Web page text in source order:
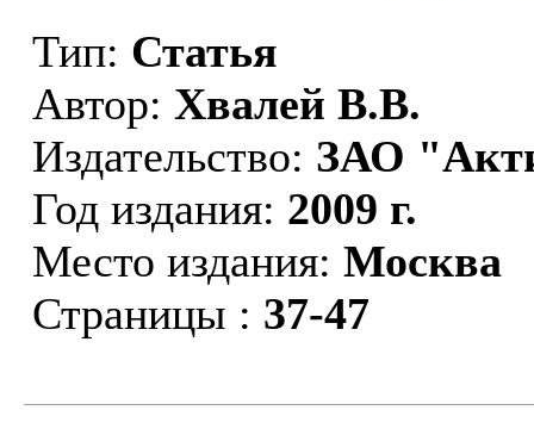
Тип: Статья
Автор: Хвалей В.В.
Издательство: ЗАО
Год издания: 2009 г.
Место издания: Москва
Страницы : 37-47